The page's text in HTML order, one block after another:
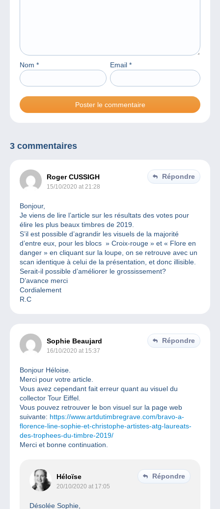
Nom * Email *
3 commentaires
Roger CUSSIGH
15/10/2020 at 21:28
Répondre
Bonjour,
Je viens de lire l’article sur les résultats des votes pour
élire les plus beaux timbres de 2019.
S’il est possible d’agrandir les visuels de la majorité
d’entre eux, pour les blocs » Croix-rouge » et « Flore en
danger » en cliquant sur la loupe, on se retrouve avec un
scan identique à celui de la présentation, et donc illisible.
Serait-il possible d’améliorer le grossissement?
D’avance merci
Cordialement
R.C
Sophie Beaujard
16/10/2020 at 15:37
Répondre
Bonjour Héloise.
Merci pour votre article.
Vous avez cependant fait erreur quant au visuel du
collector Tour Eiffel.
Vous pouvez retrouver le bon visuel sur la page web
suivante: https://www.artdutimbregrave.com/bravo-a-
florence-line-sophie-et-christophe-artistes-atg-laureats-
des-trophees-du-timbre-2019/
Merci et bonne continuation.
Héloïse
20/10/2020 at 17:05
Répondre
Désolée Sophie,